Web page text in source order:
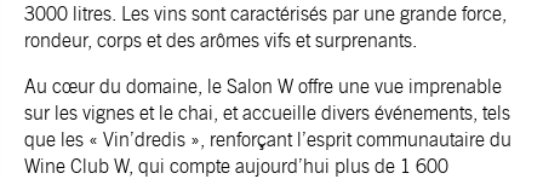
3000 litres. Les vins sont caractérisés par une grande force,
rondeur, corps et des arômes vifs et surprenants.
Au cœur du domaine, le Salon W offre une vue imprenable
sur les vignes et le chai, et accueille divers événements, tels
que les « Vin’dredis », renforçant l’esprit communautaire du
Wine Club W, qui compte aujourd’hui plus de 1 600